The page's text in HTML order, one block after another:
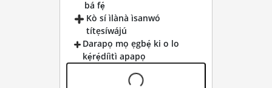
bá fẹ́
Kò sí ìlànà ìsanwó
títẹsíwájú
Darapọ mọ ẹgbẹ́ ki o lo
kẹ́rẹ́díìtì apapọ